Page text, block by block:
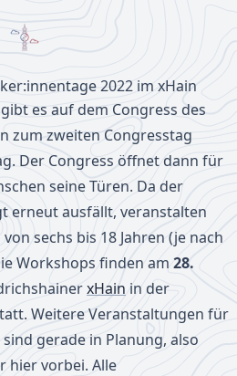
2022 im xHain
es auf dem Congress des
zum zweiten Congresstag
Der Congress öffnet dann für
seine Türen. Da der
erneut ausfällt, veranstalten
sechs bis 18 Jahren (je nach
Workshops finden am 28.
xHain in der
Weitere Veranstaltungen für
sind gerade in Planung, also
hier vorbei. Alle